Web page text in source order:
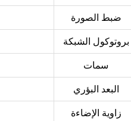
ضبط الصورة
بروتوكول الشبكة
سمات
البعد البؤري
زاوية الإضاءة